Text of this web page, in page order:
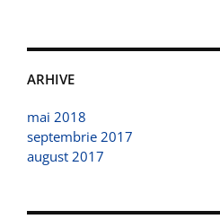
ARHIVE
mai 2018
septembrie 2017
august 2017